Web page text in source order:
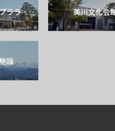
ララ 美川文化会
設